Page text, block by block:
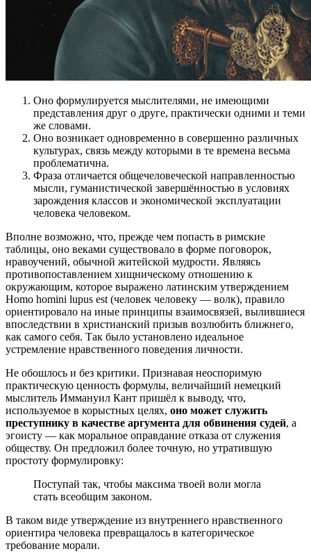
Оно формулируется мыслителями, не имеющими
представления друг о друге, практически одними и теми
же словами.
Оно возникает одновременно в совершенно различных
культурах, связь между которыми в те времена весьма
проблематична.
Фраза отличается общечеловеческой направленностью
мысли, гуманистической завершённостью в условиях
зарождения классов и экономической эксплуатации
человека человеком.
Вполне возможно, что, прежде чем попасть в римские
таблицы, оно веками существовало в форме поговорок,
нравоучений, обычной житейской мудрости. Являясь
противопоставлением хищническому отношению к
окружающим, которое выражено латинским утверждением
Homo homini lupus est (человек человеку — волк), правило
ориентировало на иные принципы взаимосвязей, вылившиеся
впоследствии в христианский призыв возлюбить ближнего,
как самого себя. Так было установлено идеальное
устремление нравственного поведения личности.
Не обошлось и без критики. Признавая неоспоримую
практическую ценность формулы, величайший немецкий
мыслитель Иммануил Кант пришёл к выводу, что,
используемое в корыстных целях, оно может служить
преступнику в качестве аргумента для обвинения судей, а
эгоисту — как моральное оправдание отказа от служения
обществу. Он предложил более точную, но утратившую
простоту формулировку:
Поступай так, чтобы максима твоей воли могла
стать всеобщим законом.
В таком виде утверждение из внутреннего нравственного
ориентира человека превращалось в категорическое
требование морали.